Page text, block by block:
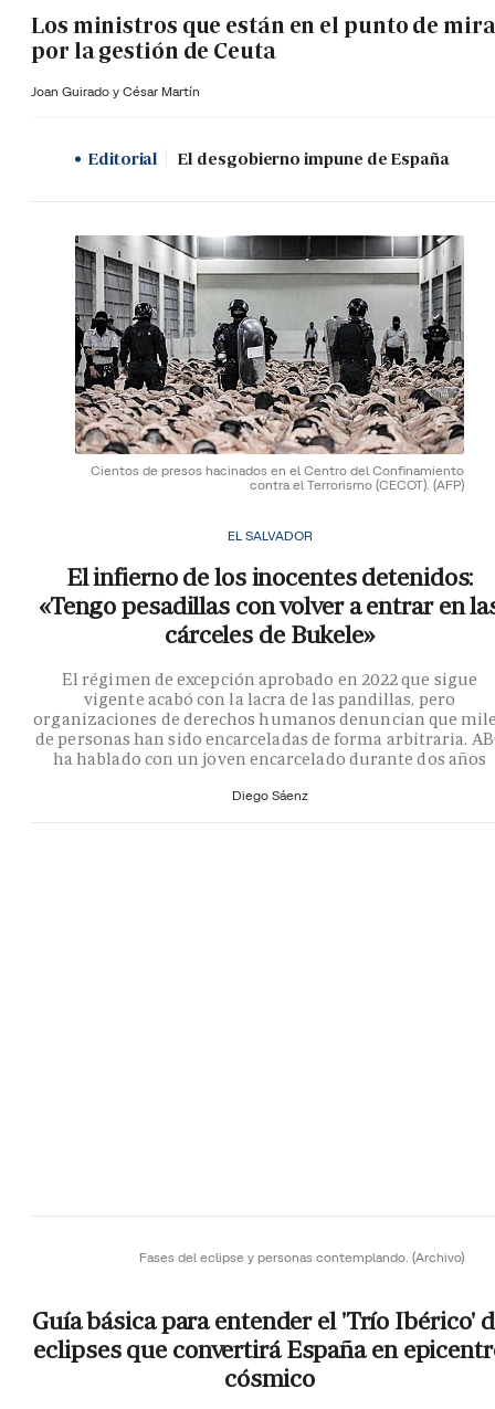
Los ministros que están en el punto de mira
por la gestión de Ceuta
Joan Guirado y César Martín
Editorial El desgobierno impune de España
Cientos de presos hacinados en el Centro del Confinamiento
contra el Terrorismo (CECOT). (AFP)
EL SALVADOR
El infierno de los inocentes detenidos:
«Tengo pesadillas con volver a entrar en
cárceles de Bukele»
El régimen de excepción aprobado en 2022 que sigue
vigente acabó con la lacra de las pandillas, pero
organizaciones de derechos humanos denuncian que
de personas han sido encarceladas de forma arbitraria.
ha hablado con un joven encarcelado durante dos años
Diego Sáenz
Fases del eclipse y personas contemplando. (Archivo)
Guía básica para entender el 'Trío Ibérico'
eclipses que convertirá España en
cósmico